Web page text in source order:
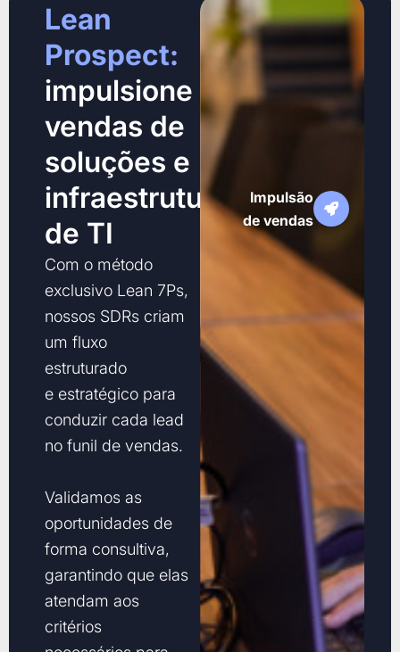
Lean
Prospect:
impulsione
vendas de
soluções e
infraestrutura
de TI
Com o método
exclusivo Lean 7Ps,
nossos SDRs criam
um fluxo
estruturado
e estratégico para
conduzir cada lead
no funil de vendas.
Validamos as
oportunidades de
forma consultiva,
garantindo que elas
atendam aos
critérios
Impulsão
de vendas